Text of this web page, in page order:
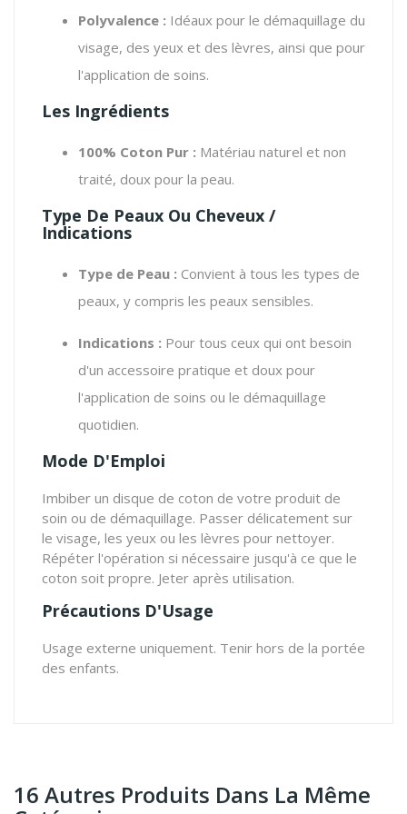
Polyvalence : Idéaux pour le démaquillage du
visage, des yeux et des lèvres, ainsi que pour
l'application de soins.
Les Ingrédients
100% Coton Pur : Matériau naturel et non
traité, doux pour la peau.
Type De Peaux Ou Cheveux /
Indications
Type de Peau : Convient à tous les types de
peaux, y compris les peaux sensibles.
Indications : Pour tous ceux qui ont besoin
d'un accessoire pratique et doux pour
l'application de soins ou le démaquillage
quotidien.
Mode D'Emploi
Imbiber un disque de coton de votre produit de
soin ou de démaquillage. Passer délicatement sur
le visage, les yeux ou les lèvres pour nettoyer.
Répéter l'opération si nécessaire jusqu'à ce que le
coton soit propre. Jeter après utilisation.
Précautions D'Usage
Usage externe uniquement. Tenir hors de la portée
des enfants.
16 Autres Produits Dans La Même